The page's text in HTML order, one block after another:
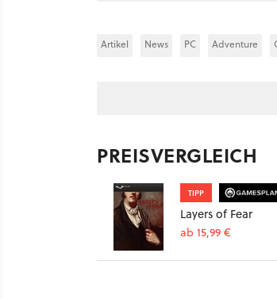
Artikel News PC Adventure
PREISVERGLEICH
TIPP
Layers of Fear
ab 15,99 €